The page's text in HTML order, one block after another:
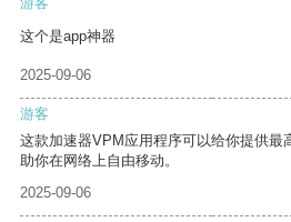
这个是app神器
2025-09-06
游客
这款加速器VPM应用程序可以给你提供最
助你在网络上自由移动。
2025-09-06